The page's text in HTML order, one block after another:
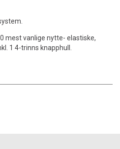
mest vanlige nytte- elastiske,
1 4-trinns knapphull.